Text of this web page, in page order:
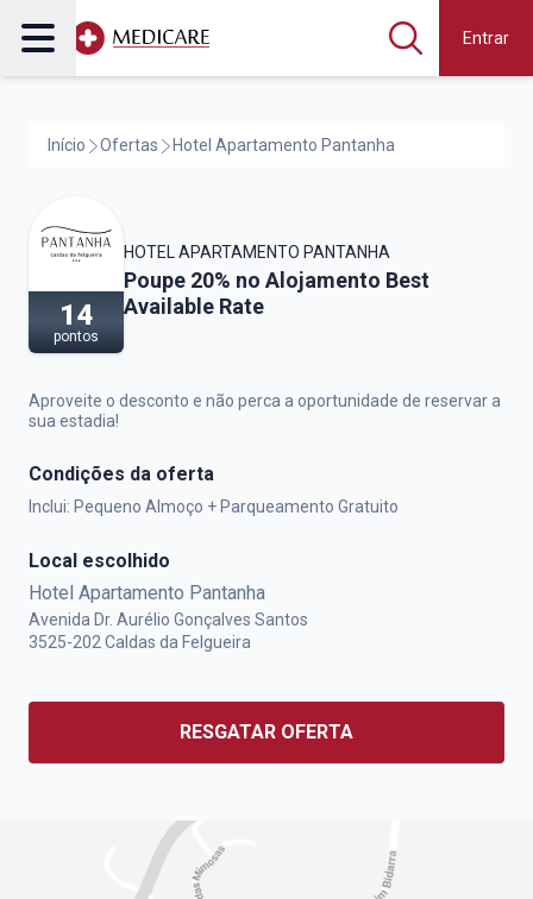
Entrar
Início Ofertas Hotel Apartamento Pantanha
14
pontos
HOTEL APARTAMENTO PANTANHA
Hotel Apartamento Pantanha,
Poupe 20% no Alojamento Best
Available Rate
Aproveite o desconto e não perca a oportunidade de reservar a
sua estadia!
Condições da oferta
Inclui: Pequeno Almoço + Parqueamento Gratuito
Local escolhido
Hotel Apartamento Pantanha
Avenida Dr. Aurélio Gonçalves Santos
3525-202 Caldas da Felgueira
RESGATAR OFERTA